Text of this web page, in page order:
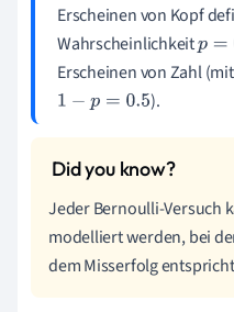
Erscheinen von Kopf
Wahrscheinlichkeitp=
Erscheinen von Zahl
1−p=0.5 ).
Jeder Bernoulli-Versuch
modelliert werden, bei
dem Misserfolg